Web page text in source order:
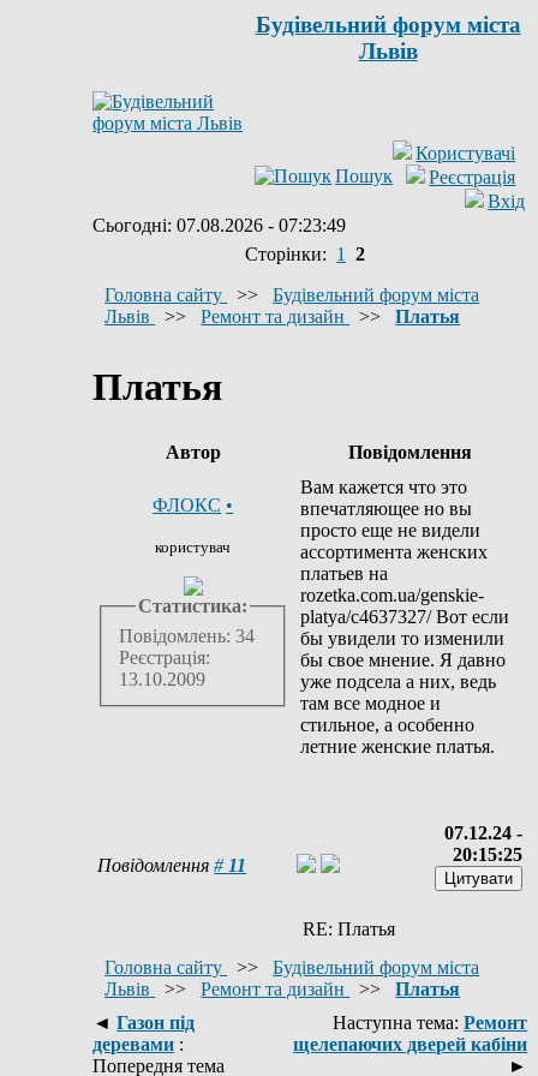
Будівельний форум міста
Львів
Пошук
Користувачі
Реєстрація
Вхід
Сьогодні: 07.08.2026 - 07:23:49
Сторінки: 1
2
Головна сайту
>>Будівельний форум міста
Львів
>>Ремонт та дизайн >>Платья
Платья
Автор Повідомлення
ФЛОКС •
користувач
Статистика:
Повідомлень: 34
Реєстрація:
13.10.2009
Вам кажется что это
впечатляющее но вы
просто еще не видели
ассортимента женских
платьев на
rozetka.com.ua/genskie-
platya/c4637327/ Вот если
бы увидели то изменили
бы свое мнение. Я давно
уже подсела а них, ведь
там все модное и
стильное, а особенно
летние женские платья.
Повідомлення# 11
07.12.24 -
20:15:25
RE: Платья
Головна сайту
>>Будівельний форум міста
Львів
>>Ремонт та дизайн >>Платья
◄Газон під
деревами :
Попередня тема
Наступна тема:Ремонт
щелепаючих дверей кабіни
►